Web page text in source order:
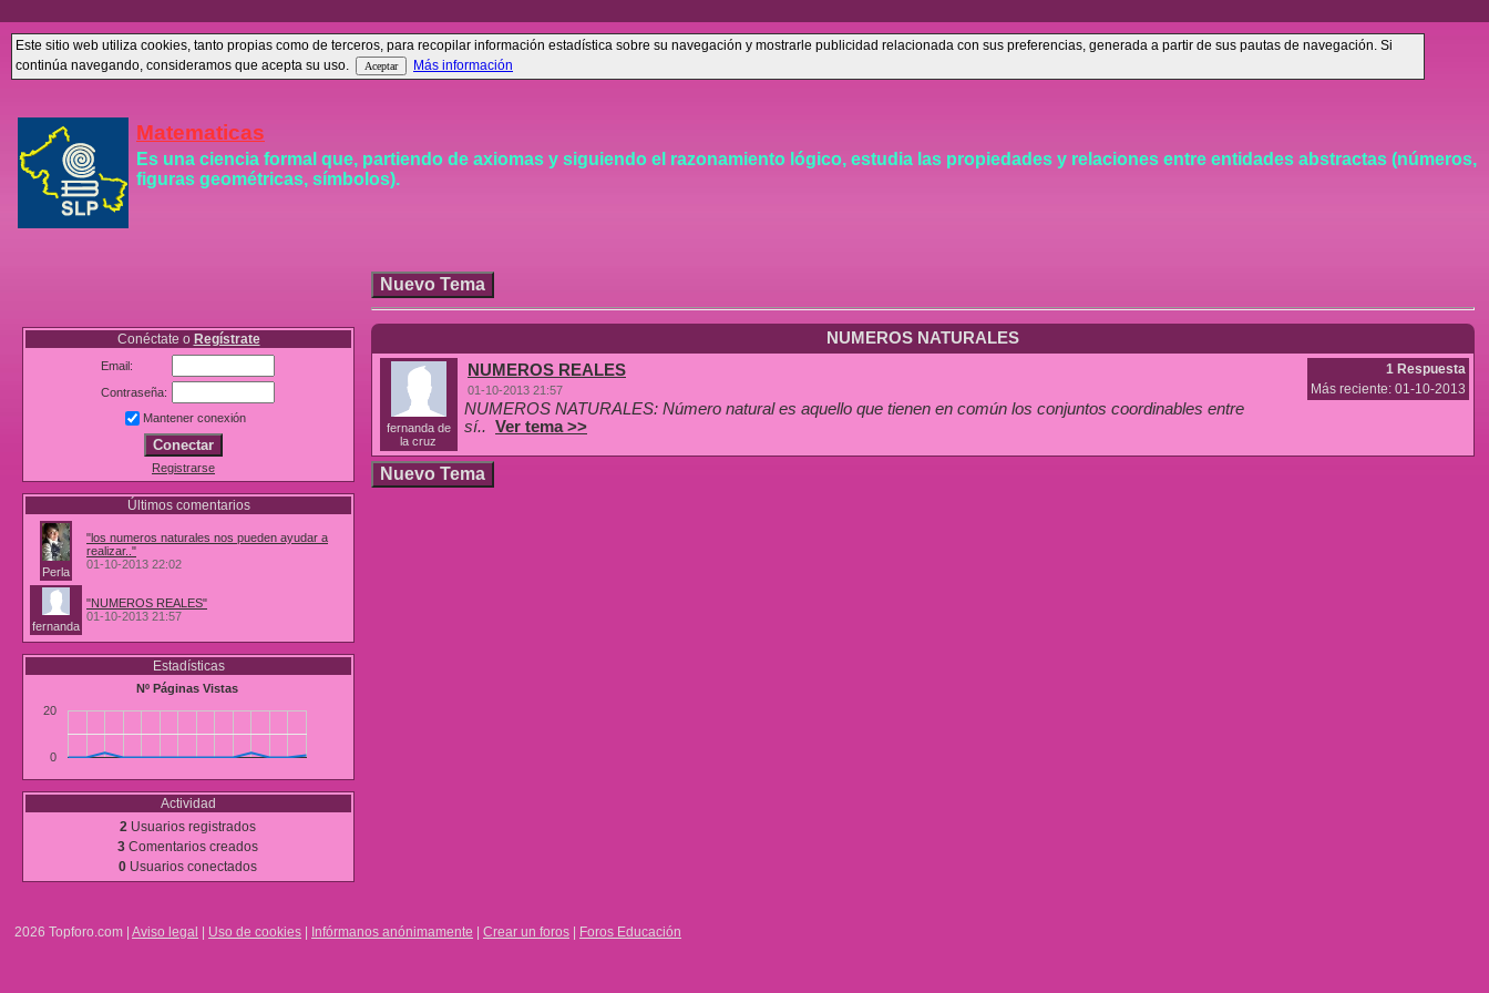
Este sitio web utiliza cookies, tanto propias como de terceros, para recopilar información estadística sobre su navegación y mostrarle publicidad relacionada con sus preferencias, generada a partir de sus pautas de navegación. Si
continúa navegando, consideramos que acepta su uso.
Más información
Matematicas
Es una ciencia formal que, partiendo de axiomas y siguiendo el razonamiento lógico, estudia las propiedades y relaciones entre entidades abstractas (números,
figuras geométricas, símbolos).
Conéctate o Regístrate
Email:
Contraseña:
Mantener conexión
Registrarse
Últimos comentarios
Perla
"los numeros naturales nos pueden ayudar a
realizar.."
01-10-2013 22:02
fernanda
"NUMEROS REALES"
01-10-2013 21:57
Estadísticas
Nº Páginas Vistas
0
20
Actividad
2Usuarios registrados
3Comentarios creados
0Usuarios conectados
NUMEROS NATURALES
fernanda de
la cruz
NUMEROS REALES
01-10-2013 21:57
NUMEROS NATURALES: Número natural es aquello que tienen en común los conjuntos coordinables entre
sí.. Ver tema >>
1 Respuesta
Más reciente: 01-10-2013
2026 Topforo.com | Aviso legal Uso de cookies Infórmanos anónimamente Crear un foros Foros Educación